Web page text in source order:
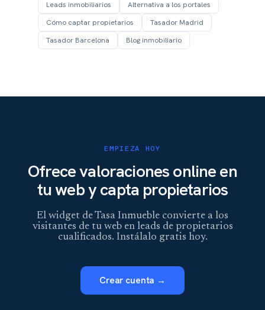
Leads inmobiliarios
Alternativa a los portales
Cómo captar propietarios
Tasador Madrid
Tasador Barcelona
Blog inmobiliario
EMPIEZA HOY
Ofrece valoraciones online en
tu web y capta propietarios
El widget de Tasa Inmueble convierte a los
visitantes de tu web en leads de propietarios
cualificados. Instálalo gratis hoy.
Crear cuenta →